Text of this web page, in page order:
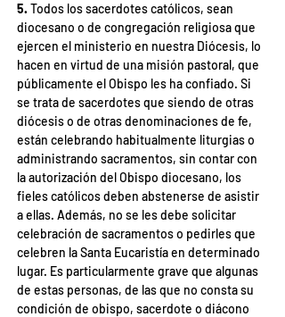
5. Todos los sacerdotes católicos, sean
diocesano o de congregación religiosa que
ejercen el ministerio en nuestra Diócesis, lo
hacen en virtud de una misión pastoral, que
públicamente el Obispo les ha confiado. Si
se trata de sacerdotes que siendo de otras
diócesis o de otras denominaciones de fe,
están celebrando habitualmente liturgias o
administrando sacramentos, sin contar con
la autorización del Obispo diocesano, los
fieles católicos deben abstenerse de asistir
a ellas. Además, no se les debe solicitar
celebración de sacramentos o pedirles que
celebren la Santa Eucaristía en determinado
lugar. Es particularmente grave que algunas
de estas personas, de las que no consta su
condición de obispo, sacerdote o diácono